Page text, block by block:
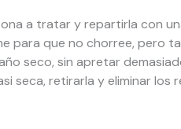
a tratar y repartirla con
para que no chorree, pero
seco, sin apretar
seca, retirarla y eliminar